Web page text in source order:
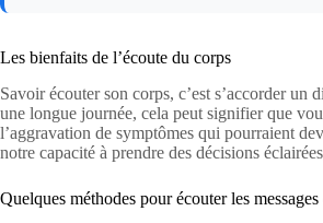
Les bienfaits de l’écoute du corps
Savoir écouter son corps, c’est s’accorder
une longue journée, cela peut signifier que
l’aggravation de symptômes qui pourraient
notre capacité à prendre des décisions
Quelques méthodes pour écouter les